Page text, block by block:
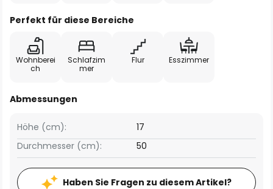
Perfekt für diese Bereiche
Wohnberei
ch
Schlafzim
mer
Flur Esszimmer
Abmessungen
Höhe (cm):
17
Durchmesser (cm):
50
Haben Sie Fragen zu diesem Artikel?